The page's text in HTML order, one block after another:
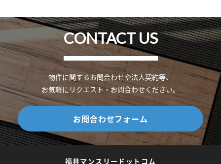
CONTACT US
物件に関するお問合わせや法人契約等、
お気軽にリクエスト・お問合わせください。
お問合わせフォーム
福井マンスリードットコム